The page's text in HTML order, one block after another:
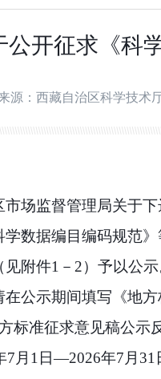
公开征求《科
源：西藏自治区科学技术
市场监督管理局关于下
数据编目编码规范》
见附件1－2）予以公示
在公示期间填写《地
标准征求意见稿公示
7 月 1 日—2026年7 月 31